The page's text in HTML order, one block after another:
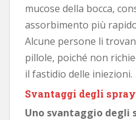
mucose della bocca,
assorbimento più
Alcune persone li
pillole, poiché non
il fastidio delle iniezioni.
Svantaggi degli
Uno svantaggio degli